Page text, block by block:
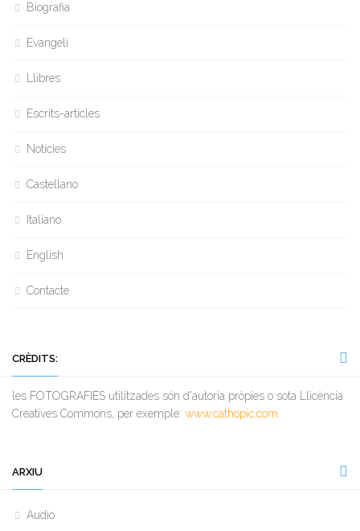
Biografia
Evangeli
Llibres
Escrits-articles
Notícies
Castellano
Italiano
English
Contacte
CRÈDITS:
les FOTOGRAFIES utilitzades són d'autoria pròpies o sota Llicència
Creatives Commons, per exemple: www.cathopic.com
ARXIU
Audio